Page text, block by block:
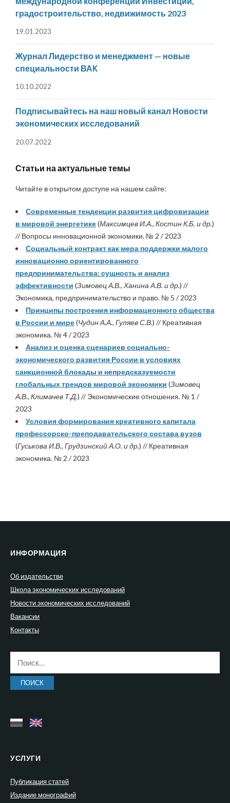
градостроительство, недвижимость 2023
19.01.2023
Журнал Лидерство и менеджмент — новые
специальности ВАК
10.10.2022
Подписывайтесь на наш новый канал Новости
экономических исследований
20.07.2022
Статьи на актуальные темы
Читайте в открытом доступе на нашем сайте:
Современные тенденции развития цифровизации
в мировой энергетике(Максимцев И.А., Костин К.Б. и др.)
// Вопросы инновационной экономики. № 2 / 2023
Социальный контракт как мера поддержки малого
инновационно ориентированного
предпринимательства: сущность и анализ
эффективности (Зимовец А.В., Ханина А.В. и др.) //
Экономика, предпринимательство и право. № 5 / 2023
Принципы построения информационного общества
в России и мире(Чудин А.А., Гуляев С.В.) // Креативная
экономика. № 4 / 2023
Анализ и оценка сценариев социально-
экономического развития России в условиях
санкционной блокады и непредсказуемости
глобальных трендов мировой экономики (Зимовец
А.В., Климачев Т.Д.) // Экономические отношения. № 1 /
2023
Условия формирования креативного капитала
профессорско-преподавательского состава вузов
(Гуськова И.В., Грудзинский А.О. и др.) // Креативная
экономика. № 2 / 2023
ИНФОРМАЦИЯ
Об издательстве
Школа экономических исследований
Новости экономических исследований
Вакансии
Контакты
УСЛУГИ
Публикация статей
Издание монографий